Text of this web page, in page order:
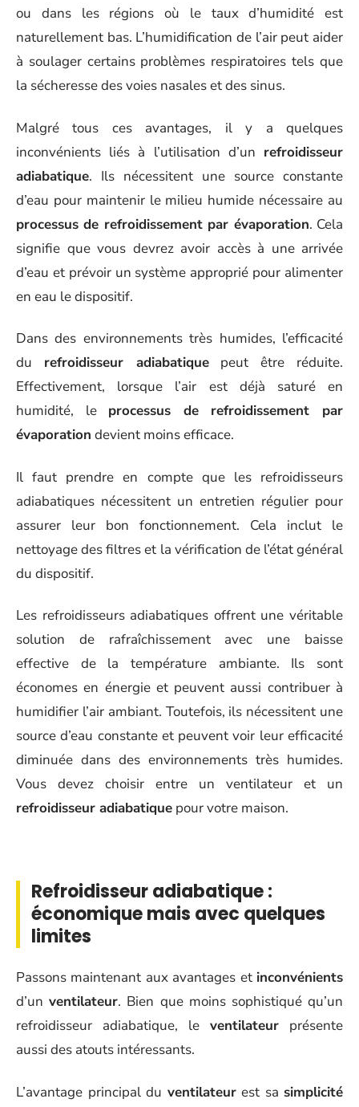
ou dans les régions où le taux d’humidité est
naturellement bas. L’humidification de l’air peut aider
à soulager certains problèmes respiratoires tels que
la sécheresse des voies nasales et des sinus.
Malgré tous ces avantages, il y a quelques
inconvénients liés à l’utilisation d’un refroidisseur
adiabatique. Ils nécessitent une source constante
d’eau pour maintenir le milieu humide nécessaire au
processus de refroidissement par évaporation. Cela
signifie que vous devrez avoir accès à une arrivée
d’eau et prévoir un système approprié pour alimenter
en eau le dispositif.
Dans des environnements très humides, l’efficacité
du refroidisseur adiabatiquepeut être réduite.
Effectivement, lorsque l’air est déjà saturé en
humidité, le processus de refroidissement par
évaporation devient moins efficace.
Il faut prendre en compte que les refroidisseurs
adiabatiques nécessitent un entretien régulier pour
assurer leur bon fonctionnement. Cela inclut le
nettoyage des filtres et la vérification de l’état général
du dispositif.
Les refroidisseurs adiabatiques offrent une véritable
solution de rafraîchissement avec une baisse
effective de la température ambiante. Ils sont
économes en énergie et peuvent aussi contribuer à
humidifier l’air ambiant. Toutefois, ils nécessitent une
source d’eau constante et peuvent voir leur efficacité
diminuée dans des environnements très humides.
Vous devez choisir entre un ventilateur et un
refroidisseur adiabatique pour votre maison.
Refroidisseur adiabatique :
économique mais avec quelques
limites
Passons maintenant aux avantages et inconvénients
d’unventilateur. Bien que moins sophistiqué qu’un
refroidisseur adiabatique, le ventilateur présente
aussi des atouts intéressants.
L’avantage principal du ventilateurest sa simplicité